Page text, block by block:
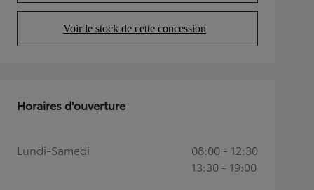
Voir le stock de cette concession
(Opens in new tab)
Horaires d'ouverture
Lundi-Samedi
08:00 - 12:30
13:30 - 19:00